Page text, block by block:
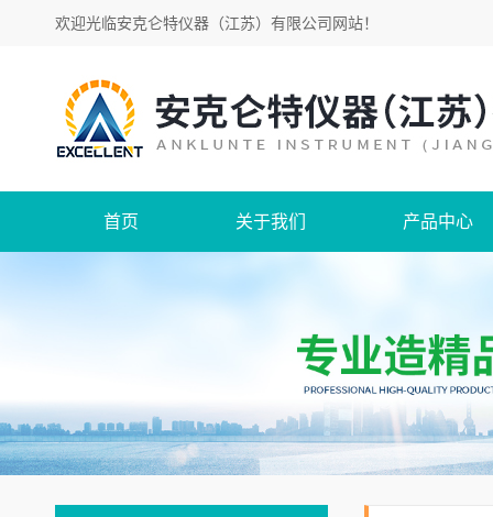
欢迎光临安克仑特仪器（江苏）有限公司网站！
首页 关于我们 产品中心